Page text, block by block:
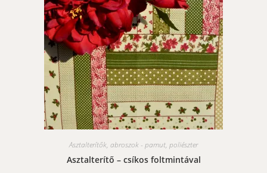
ki
Asztalterítők, abroszok - pamut, poliészter
Asztalterítő – csíkos foltmintával